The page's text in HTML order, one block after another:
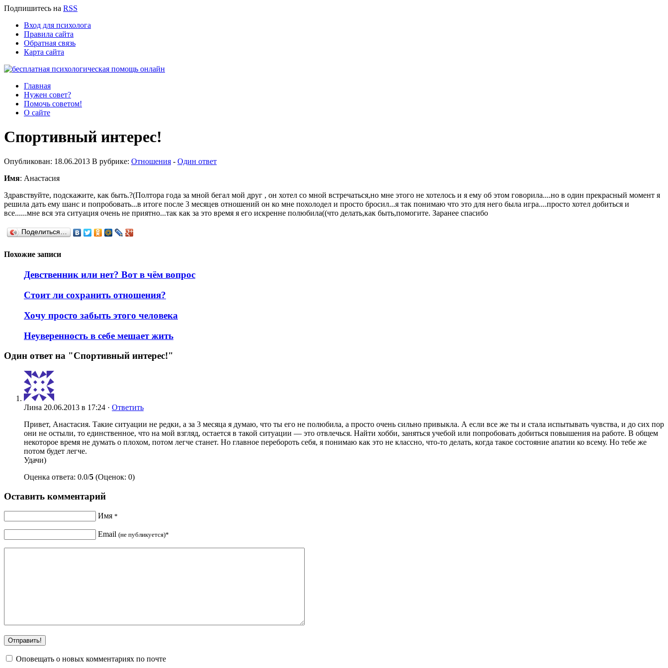
Подпишитесь на RSS
Вход для психолога
Правила сайта
Обратная связь
Карта сайта
Главная
Нужен совет?
Помочь советом!
О сайте
Спортивный интерес!
Опубликован: 18.06.2013 В рубрике: Отношения - Один ответ
Имя: Анастасия
Здравствуйте, подскажите, как быть.?(Полтора года за мной бегал мой друг , он хотел со мной встречаться,но мне этого не хотелось и я ему об этом говорила....но в один прекрасный момент я
решила дать ему шанс и попробовать...в итоге после 3 месяцев отношений он ко мне похолодел и просто бросил...я так понимаю что это для него была игра....просто хотел добиться и
все......мне вся эта ситуация очень не приятно...так как за это время я его искренне полюбила((что делать,как быть,помогите. Заранее спасибо
Поделиться…
Похожие записи
Девственник или нет? Вот в чём вопрос
Стоит ли сохранить отношения?
Хочу просто забыть этого человека
Неуверенность в себе мешает жить
Один ответ на "Спортивный интерес!"
Лина 20.06.2013 в 17:24 · Ответить
Привет, Анастасия. Такие ситуации не редки, а за 3 месяца я думаю, что ты его не полюбила, а просто очень сильно привыкла. А если все же ты и стала испытывать чувства, и до сих пор
они не остыли, то единственное, что на мой взгляд, остается в такой ситуации — это отвлечься. Найти хобби, заняться учебой или попробовать добиться повышения на работе. В общем
некоторое время не думать о плохом, потом легче станет. Но главное перебороть себя, я понимаю как это не классно, что-то делать, когда такое состояние апатии ко всему. Но тебе же
потом будет легче.
Удачи)
Оценка ответа: 0.0/5 (Оценок: 0)
Оставить комментарий
Имя *
Email (не публикуется)*
Оповещать о новых комментариях по почте